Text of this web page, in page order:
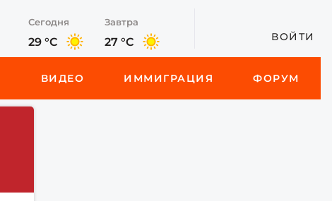
Сегодня
29 °C
Завтра
27 °C ВОЙТИ
ВИДЕО ИММИГРАЦИЯ ФОРУМ